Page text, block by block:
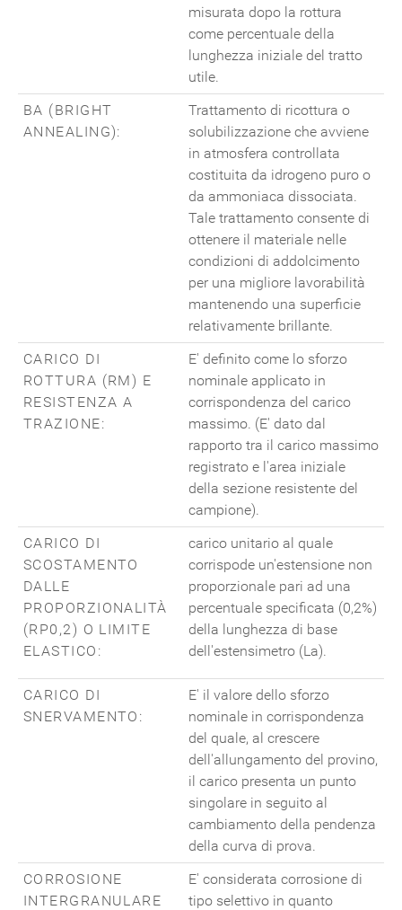
misurata dopo la rottura
come percentuale della
lunghezza iniziale del tratto
utile.
BA (BRIGHT
ANNEALING):
Trattamento di ricottura o
solubilizzazione che avviene
in atmosfera controllata
costituita da idrogeno puro o
da ammoniaca dissociata.
Tale trattamento consente di
ottenere il materiale nelle
condizioni di addolcimento
per una migliore lavorabilità
mantenendo una superficie
relativamente brillante.
CARICO DI
ROTTURA (RM) E
RESISTENZA A
TRAZIONE:
E' definito come lo sforzo
nominale applicato in
corrispondenza del carico
massimo. (E' dato dal
rapporto tra il carico massimo
registrato e l'area iniziale
della sezione resistente del
campione).
CARICO DI
SCOSTAMENTO
DALLE
PROPORZIONALITÀ
(RP0,2) O LIMITE
ELASTICO:
carico unitario al quale
corrispode un'estensione non
proporzionale pari ad una
percentuale specificata (0,2%)
della lunghezza di base
dell'estensimetro (La).
CARICO DI
SNERVAMENTO:
E' il valore dello sforzo
nominale in corrispondenza
del quale, al crescere
dell'allungamento del provino,
il carico presenta un punto
singolare in seguito al
cambiamento della pendenza
della curva di prova.
CORROSIONE
INTERGRANULARE
E' considerata corrosione di
tipo selettivo in quanto